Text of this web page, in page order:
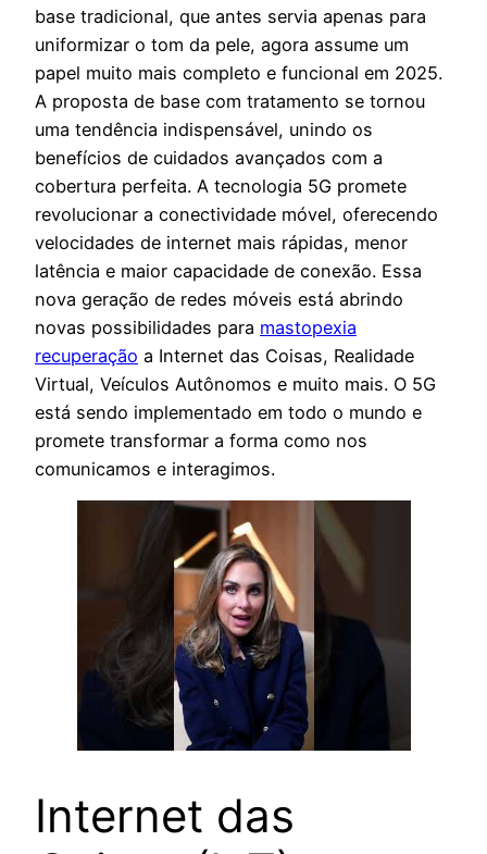
base tradicional, que antes servia apenas para
uniformizar o tom da pele, agora assume um
papel muito mais completo e funcional em 2025.
A proposta de base com tratamento se tornou
uma tendência indispensável, unindo os
benefícios de cuidados avançados com a
cobertura perfeita. A tecnologia 5G promete
revolucionar a conectividade móvel, oferecendo
velocidades de internet mais rápidas, menor
latência e maior capacidade de conexão. Essa
nova geração de redes móveis está abrindo
novas possibilidades para mastopexia
recuperação a Internet das Coisas, Realidade
Virtual, Veículos Autônomos e muito mais. O 5G
está sendo implementado em todo o mundo e
promete transformar a forma como nos
comunicamos e interagimos.
Internet das